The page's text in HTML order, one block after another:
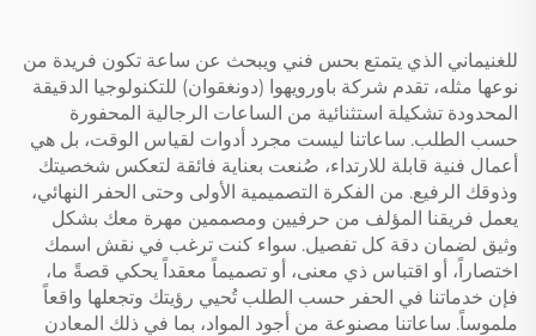
للغنيماني الذي يتمتع بحس فني ويبحث عن ساعة تكون فريدة من
نوعها مثله، تقدم شركة باورويهوا (دونغقوان) للتكنولوجيا الدقيقة
المحدودة تشكيلة استثنائية من الساعات الرجالية المحفورة
حسب الطلب. ساعاتنا ليست مجرد أدوات لقياس الوقت، بل هي
أعمال فنية قابلة للارتداء، صُنعت بعناية فائقة لتعكس شخصيتك
وذوقك الرفيع. من الفكرة التصميمية الأولى وحتى الحفر النهائي،
يعمل فريقنا المؤلف من حرفيين ومصممين مهرة معك بشكل
وثيق لضمان دقة كل تفصيل. سواء كنت ترغب في نقش اسمك
اختصاراً، أو اقتباس ذي معنى، أو تصميماً معقداً يحكي قصةً ما،
فإن خدماتنا في الحفر حسب الطلب تُحيي رؤيتك وتجعلها واقعاً
ملموساً. ساعاتنا مصنوعة من أجود المواد، بما في ذلك المعادن